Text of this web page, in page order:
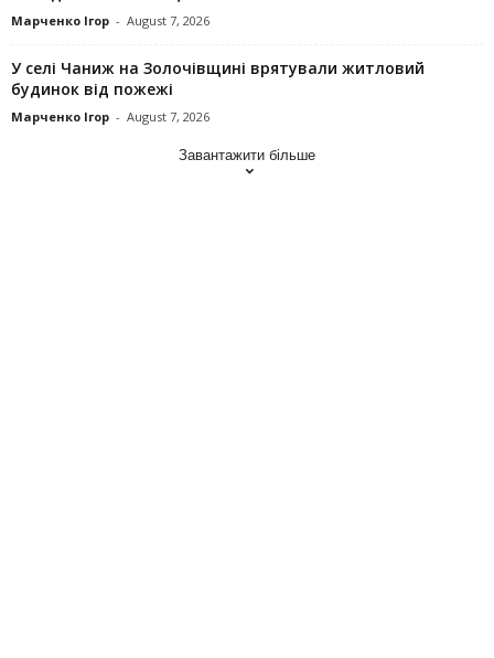
Марченко Ігор - August 7, 2026
У селі Чаниж на Золочівщині врятували житловий
будинок від пожежі
Марченко Ігор - August 7, 2026
Завантажити більше